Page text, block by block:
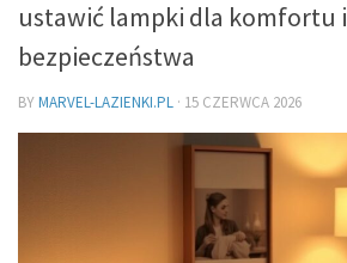
ustawić lampki dla komfortu i
bezpieczeństwa
BYMARVEL-LAZIENKI.PL · 15 CZERWCA 2026